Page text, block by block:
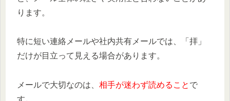
ります。
特に短い連絡メールや社内共有メールでは、「拝」
だけが目立って見える場合があります。
メールで大切なのは、 相手が迷わず読めること で